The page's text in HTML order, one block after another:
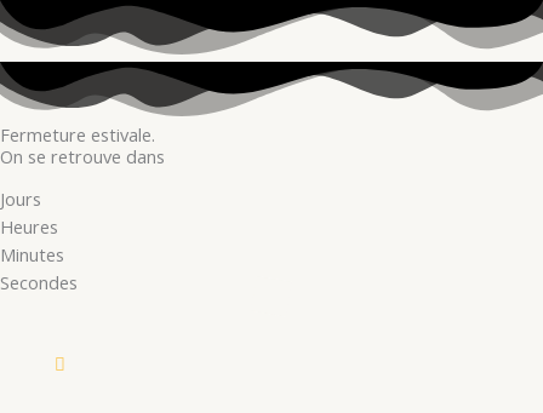
Fermeture estivale.
On se retrouve dans
Jours
Heures
Minutes
Secondes